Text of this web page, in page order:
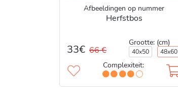
Afbeeldingen op nummer
Herfstbos
33€ 66 €
Grootte: (cm)
40x50 48x60
Complexiteit: